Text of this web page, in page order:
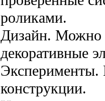
роликами.
Дизайн. Можно
декоративные
Эксперименты.
конструкции.